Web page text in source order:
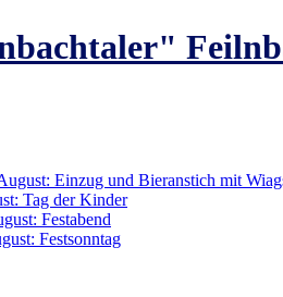
Einzug und Bieranstich mit
Tag der Kinder
Festabend
Festsonntag